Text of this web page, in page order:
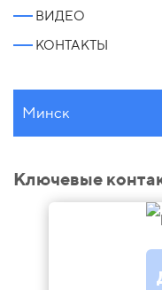
ВИДЕО
КОНТАКТЫ
Минск
Ключевые